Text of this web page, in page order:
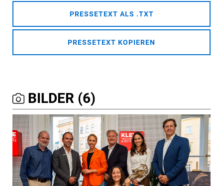
PRESSETEXT ALS .TXT
PRESSETEXT KOPIEREN
BILDER (6)